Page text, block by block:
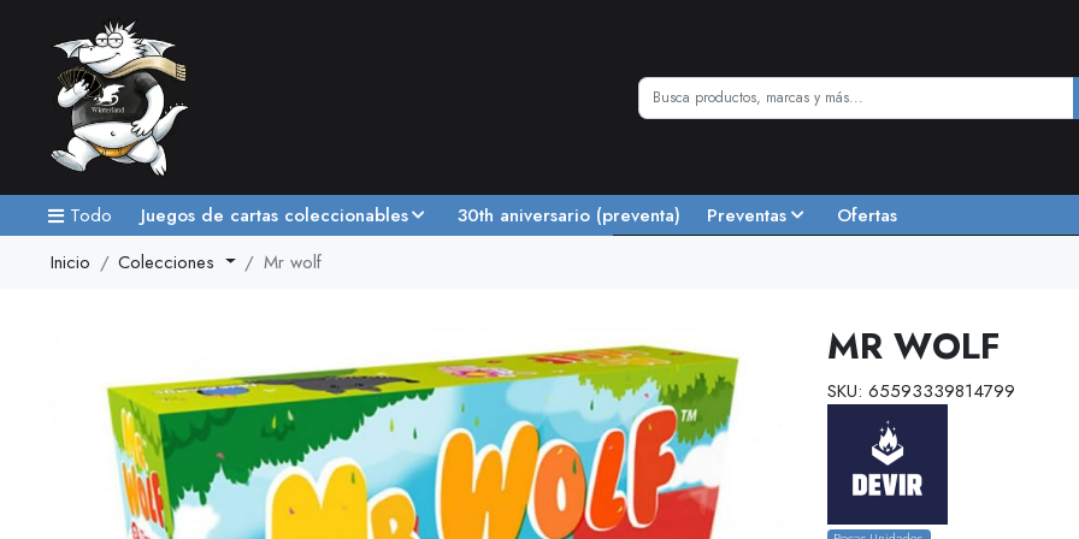
Todo Juegos de cartas coleccionables 30th aniversario (preventa) Preventas
Ofertas
Inicio
Colecciones Mr wolf
MR WOLF
SKU: 65593339814799